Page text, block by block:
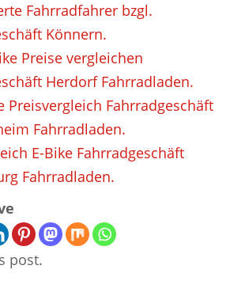
Fahrradfahrer bzgl.
Könnern.
Preise vergleichen
Herdorf Fahrradladen.
Preisvergleich Fahrradgeschäft
Fahrradladen.
E-Bike Fahrradgeschäft
Fahrradladen.
post.